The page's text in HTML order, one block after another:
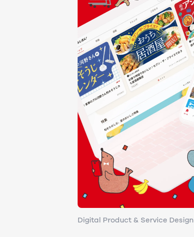
Digital Product & Service Design
Digital Product & Service Design